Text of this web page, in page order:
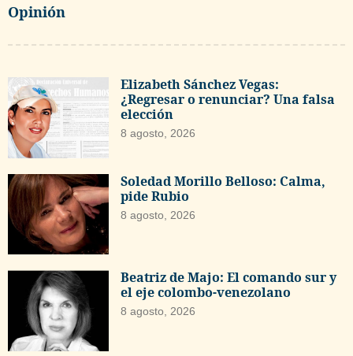
Opinión
Elizabeth Sánchez Vegas:
¿Regresar o renunciar? Una falsa
elección
8 agosto, 2026
Soledad Morillo Belloso: Calma,
pide Rubio
8 agosto, 2026
Beatriz de Majo: El comando sur y
el eje colombo-venezolano
8 agosto, 2026